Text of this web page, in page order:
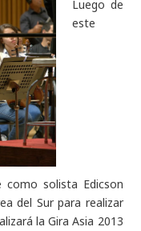
Luego de
este
solista Edicson
del Sur para realizar
la Gira Asia 2013